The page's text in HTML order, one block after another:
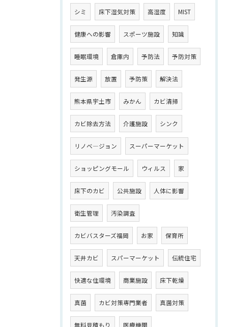
シミ 床下湿気対策 高湿度 MIST
健康への影響 スポーツ施設 知識
睡眠環境 倉庫内 予防法 予防対策
発生源 放置 予防策 解決法
熊本県宇土市 みかん カビ清掃
カビ除去方法 介護施設 シンク
リノベ―ジョン スーパーマーケット
ショッピングモール ウィルス 家
床下のカビ 公共施設 人体に影響
衛生管理 汚染調査
カビバスターズ福岡 お家 保育所
天井カビ スパーマーケット 伝統住宅
快適な住環境 商業施設 床下乾燥
真菌 カビ対策専門業者 真菌対策
無料見積もり 医療機関